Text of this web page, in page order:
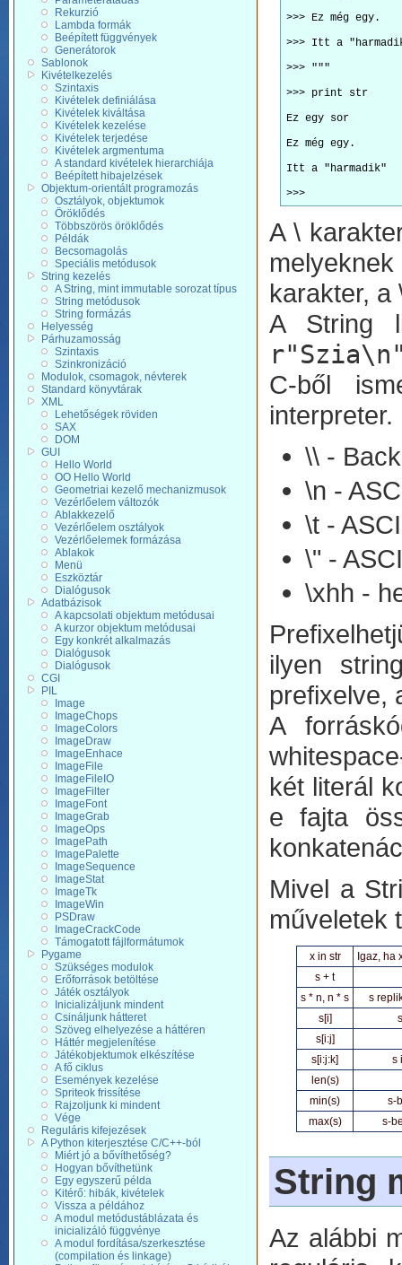
Rekurzió
Lambda formák
Beépített függvények
Generátorok
Sablonok
Kivételkezelés
Szintaxis
Kivételek definiálása
Kivételek kiváltása
Kivételek kezelése
Kivételek terjedése
Kivételek argmentuma
A standard kivételek hierarchiája
Beépített hibajelzések
Objektum-orientált programozás
Osztályok, objektumok
Öröklődés
Többszörös öröklődés
Példák
Becsomagolás
Speciális metódusok
String kezelés
A String, mint immutable sorozat típus
String metódusok
String formázás
Helyesség
Párhuzamosság
Szintaxis
Szinkronizáció
Modulok, csomagok, névterek
Standard könyvtárak
XML
Lehetőségek röviden
SAX
DOM
GUI
Hello World
OO Hello World
Geometriai kezelő mechanizmusok
Vezérlőelem változók
Ablakkezelő
Vezérlőelem osztályok
Vezérlőelemek formázása
Ablakok
Menü
Eszköztár
Dialógusok
Adatbázisok
A kapcsolati objektum metódusai
A kurzor objektum metódusai
Egy konkrét alkalmazás
Dialógusok
Dialógusok
CGI
PIL
Image
ImageChops
ImageColors
ImageDraw
ImageEnhace
ImageFile
ImageFileIO
ImageFilter
ImageFont
ImageGrab
ImageOps
ImagePath
ImagePalette
ImageSequence
ImageStat
ImageTk
ImageWin
PSDraw
ImageCrackCode
Támogatott fájlformátumok
Pygame
Szükséges modulok
Erőforrások betöltése
Játék osztályok
Inicializáljunk mindent
Csináljunk hátteret
Szöveg elhelyezése a háttéren
Háttér megjelenítése
Játékobjektumok elkészítése
A fő ciklus
Események kezelése
Spriteok frissítése
Rajzoljunk ki mindent
Vége
Reguláris kifejezések
A Python kiterjesztése C/C++-ból
Miért jó a bővíthetőség?
Hogyan bővíthetünk
Egy egyszerű példa
Kitérő: hibák, kivételek
Vissza a példához
A modul metódustáblázata és
inicializáló függvénye
A modul fordítása/szerkesztése
(compilation és linkage)
>>> Ez még egy.
>>> Itt a
>>> """
>>> print str
Ez egy sor
Ez még egy.
Itt a "harmadik"
A \
karakter, a
A String
C-ből
\\ -
\n -
\t -
\" -
\xhh -
ilyen
prefixelve,
A
két literál
e fajta
Mivel a
műveletek
x in str
Igaz, ha
s + t
s * n, n * s
s
s[i]
s[i:j]
s[i:j:k]
s
len(s)
min(s)
s-
max(s)
s-
String
Az alábbi